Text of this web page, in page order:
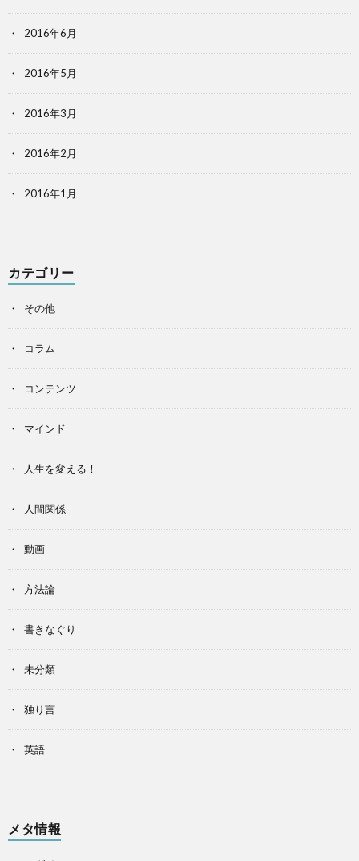
2016年6月
2016年5月
2016年3月
2016年2月
2016年1月
カテゴリー
その他
コラム
コンテンツ
マインド
人生を変える！
人間関係
動画
方法論
書きなぐり
未分類
独り言
英語
メタ情報